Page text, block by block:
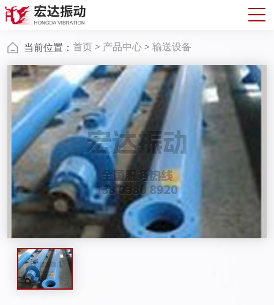
当前位置： 首页 > 产品中心 > 输送设备